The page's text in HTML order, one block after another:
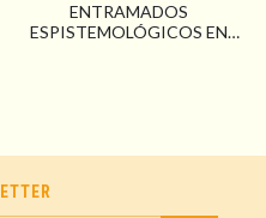
ENTRAMADOS
ESPISTEMOLÓGICOS EN